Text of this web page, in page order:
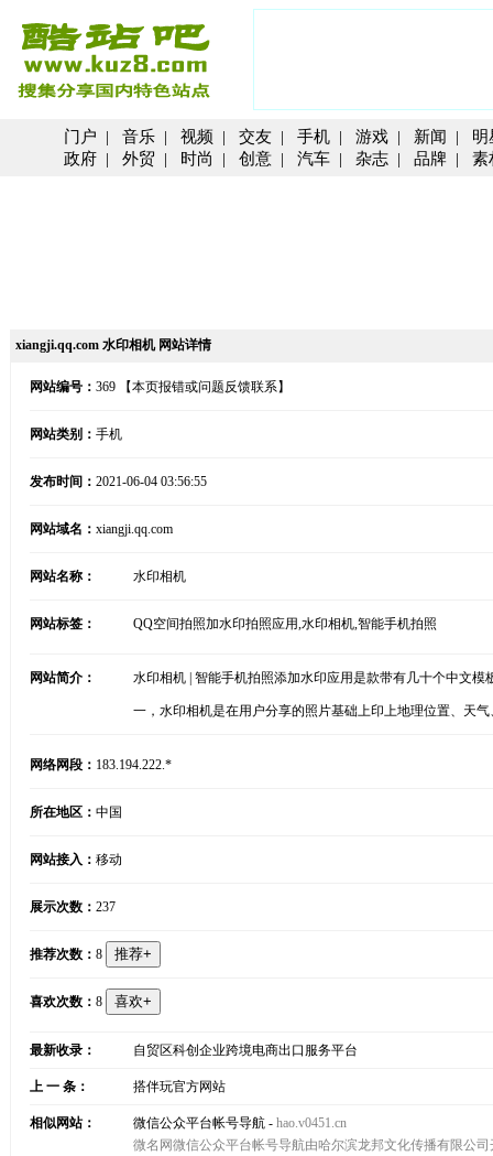
门户 | 音乐 | 视频 | 交友 | 手机 | 游戏 | 新闻 | 明
政府 | 外贸 | 时尚 | 创意 | 汽车 | 杂志 | 品牌 | 素
xiangji.qq.com 水印相机 网站详情
网站编号： 369 【本页报错或问题反馈联系】
网站类别： 手机
发布时间： 2021-06-04 03:56:55
网站域名： xiangji.qq.com
网站名称： 水印相机
网站标签： QQ空间拍照加水印拍照应用,水印相机,智能手机拍照
网站简介： 水印相机 | 智能手机拍照添加水印应用是款带有几十个中文
一，水印相机是在用户分享的照片基础上印上地理位置、天
网络网段： 183.194.222.*
所在地区： 中国
网站接入： 移动
展示次数： 237
推荐次数： 8
喜欢次数： 8
最新收录： 自贸区科创企业跨境电商出口服务平台
上 一 条： 搭伴玩官方网站
相似网站： 微信公众平台帐号导航 - hao.v0451.cn
微名网微信公众平台帐号导航由哈尔滨龙邦文化传播有限公